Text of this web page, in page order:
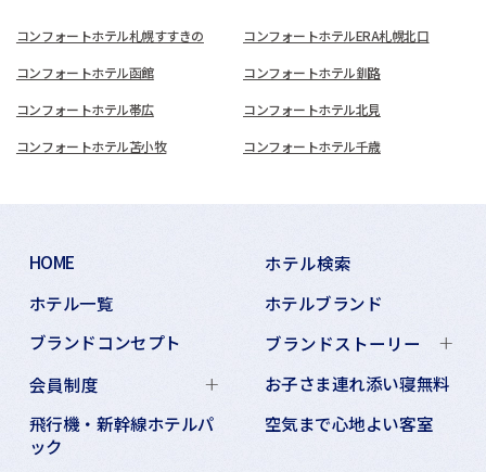
コンフォートホテル札幌すすきの コンフォートホテルERA札幌北口
コンフォートホテル函館 コンフォートホテル釧路
コンフォートホテル帯広 コンフォートホテル北見
コンフォートホテル苫小牧 コンフォートホテル千歳
HOME
ホテル検索
ホテル一覧
ホテルブランド
ブランドコンセプト
ブランドストーリー
会員制度
お子さま連れ添い寝無料
飛行機・新幹線ホテルパ
ック
空気まで心地よい客室